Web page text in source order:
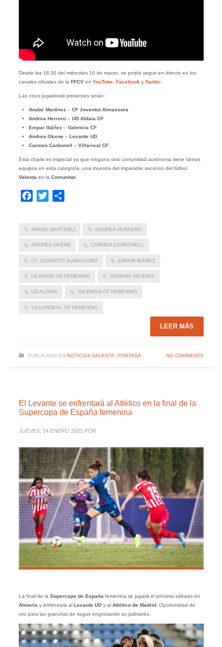
Desde las 18:30 del miércoles 10 de marzo, se podrá seguir en directo en los
canales oficiales de la FFCVen YouTube, Facebook y Twitter.
Las cinco jugadoras presentes serán:
Anabe Martínez– CF Joventut Almassora
Andrea Herrero– UD Aldaia CF
Empar Ibáñez – Valencia CF
Andrea Okene – Levante UD
Carmen Carbonell – Villarreal CF
Esta charla es especial ya que ninguna otra comunidad autónoma tiene tantos
equipos en esta categoría, una muestra del imparable ascenso del fútbol
Valenta en la Comunitat.
Facebook
Twitter
ANABE MARTÍNEZ ANDREA HERRERO
ANDREA OKENE CARMEN CARBONELL
CF JOVENTUT ALMASSORA EMPAR IBÁÑEZ
LEVANTE UD FEMENINO SEMANA VALENTA
UD ALDAIA VALENCIA CF FEMENINO
VILLARREAL CF FEMENINO
LEER MÁS
PUBLICADO EN NOTICIAS VALENTA PORTADA NO COMMENTS
El Levante se enfrentará al Atlético en la final de la
Supercopa de España femenina
JUEVES, 14 ENERO 2021 POR
La final de la Supercopa de España femenina se jugará el próximo sábado en
Almería y enfrentará al Levante UD y al Atlético de Madrid. Oportunidad de
oro para las granotas de seguir engrosando su palmarés.